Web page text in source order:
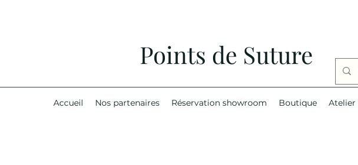
Points de Suture
Accueil Nos partenaires Réservation showroom Boutique Atelier